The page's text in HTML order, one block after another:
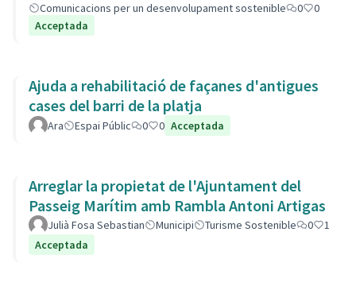
Comunicacions per un desenvolupament sostenible
0
0
Acceptada
Ajuda a rehabilitació de façanes d'antigues
cases del barri de la platja
Ara Espai Públic 0 0 Acceptada
Arreglar la propietat de l'Ajuntament del
Passeig Marítim amb Rambla Antoni Artigas
Julià Fosa Sebastian Municipi Turisme Sostenible 0
1
Acceptada